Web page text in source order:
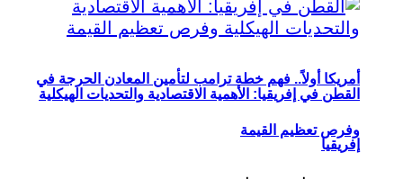
أمريكا أولاً.. فهم خطة ترامب لتأمين المعادن الحرجة في
إفريقيا
القطن في إفريقيا: الأهمية الاقتصادية والتحديات الهيكلية
وفرص تعظيم القيمة